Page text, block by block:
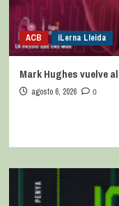
ACB iLerna Lleida
Mark Hughes vuelve
agosto 6, 2026 0